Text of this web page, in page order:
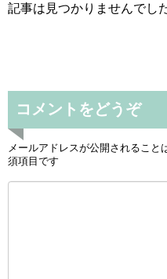
記事は見つかりませんでした
コメントをどうぞ
メールアドレスが公開されること
須項目です